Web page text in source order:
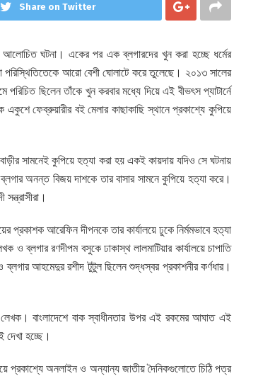
Share on Twitter
আলোচিত ঘটনা। একের পর এক ব্লগারদের খুন করা হচ্ছে ধর্মের
পরিস্থিতিতেকে আরো বেশী ঘোলাটে করে তুলেছে। ২০১৩ সালের
পরিচিত ছিলেন তাঁকে খুন করবার মধ্যে দিয়ে এই বীভৎস প্যাটার্নে
ফেব্রুয়ারীর বই মেলার কাছাকাছি স্থানে প্রকাশ্যে কুপিয়ে
সামনেই কুপিয়ে হত্যা করা হয় একই কায়দায় যদিও সে ঘটনায়
অনন্ত বিজয় দাশকে তার বাসার সামনে কুপিয়ে হত্যা করে।
আরেফিন দীপনকে তার কার্যালয়ে ঢুকে নির্মমভাবে হত্যা
রণদীপম বসুকে ঢাকাস্থ লালমাটিয়ার কার্যালয়ে চাপাতি
আহমেদুর রশীদ টুটুল ছিলেন শুদ্ধস্বর প্রকাশনীর কর্ণধার।
বাংলাদেশে বাক স্বাধীনতার উপর এই রকমের আঘাত এই
দেখা হচ্ছে।
প্রকাশ্যে অনলাইন ও অন্যান্য জাতীয় দৈনিকগুলোতে চিঠি পত্র